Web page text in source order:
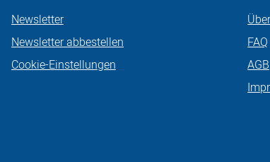
Newsletter
Newsletter abbestellen
Cookie-Einstellungen
FAQ
AGB